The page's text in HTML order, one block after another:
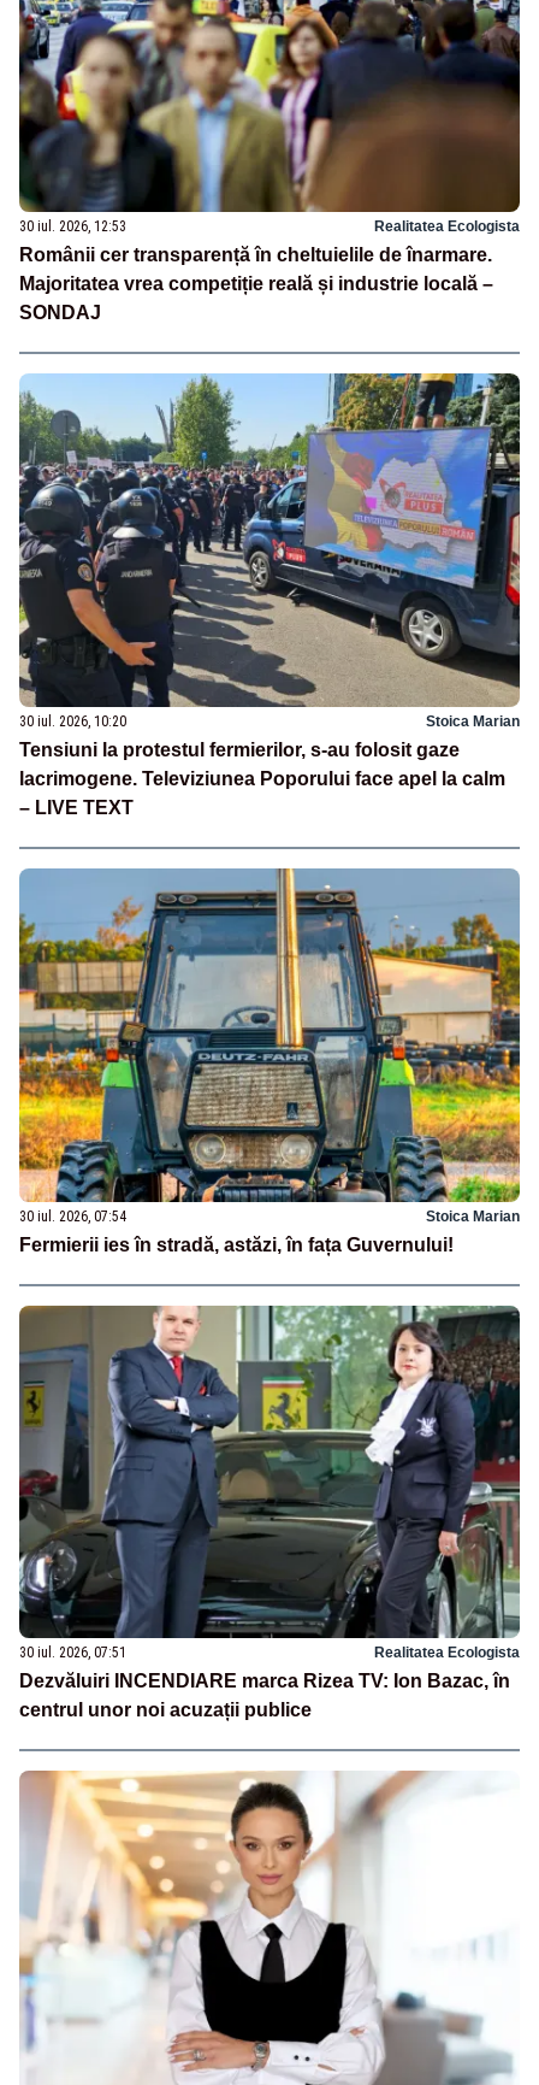
30 iul. 2026, 12:53 Realitatea Ecologista
Românii cer transparență în cheltuielile de înarmare.
Majoritatea vrea competiție reală și industrie locală –
SONDAJ
30 iul. 2026, 10:20 Stoica Marian
Tensiuni la protestul fermierilor, s-au folosit gaze
lacrimogene. Televiziunea Poporului face apel la calm
– LIVE TEXT
30 iul. 2026, 07:54 Stoica Marian
Fermierii ies în stradă, astăzi, în fața Guvernului!
30 iul. 2026, 07:51 Realitatea Ecologista
Dezvăluiri INCENDIARE marca Rizea TV: Ion Bazac, în
centrul unor noi acuzații publice